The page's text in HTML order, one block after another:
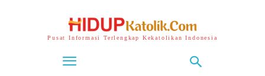
Pusat Informasi Terlengkap Kekatolikan Indonesia